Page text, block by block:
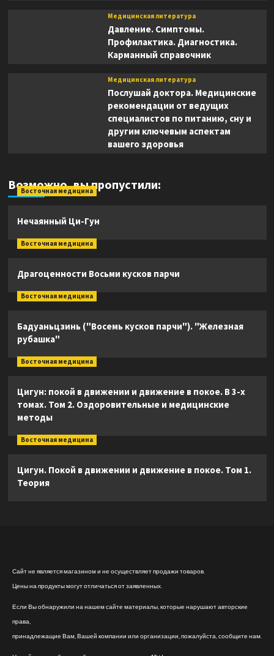
Медицинская литература
Давление. Симптомы.
Профилактика. Диагностика.
Карманный справочник
Медицинская литература
Послушай доктора. Медицинские
рекомендации от ведущих
специалистов по питанию, сну и
другим ключевым аспектам
вашего здоровья
Возможно, вы пропустили:
Восточная медицина
Нечаянный Ци-Гун
Восточная медицина
Драгоценности Восьми кусков парчи
Восточная медицина
Бадуаньцзинь ("Восемь кусков парчи"). "Железная
рубашка"
Восточная медицина
Цигун: покой в движении и движение в покое. В 3-х
томах. Том 2. Оздоровительные и медицинские
методы
Восточная медицина
Цигун. Покой в движении и движение в покое. Том 1.
Теория
Сайт не является магазином и не осуществляет продажи товаров.
Цены на продукты могут отличаться от заявленных.
Если Вы обнаружили на нашем сайте материалы, которые нарушают авторские
права,
принадлежащие Вам, Вашей компании или организации, пожалуйста, сообщите нам.